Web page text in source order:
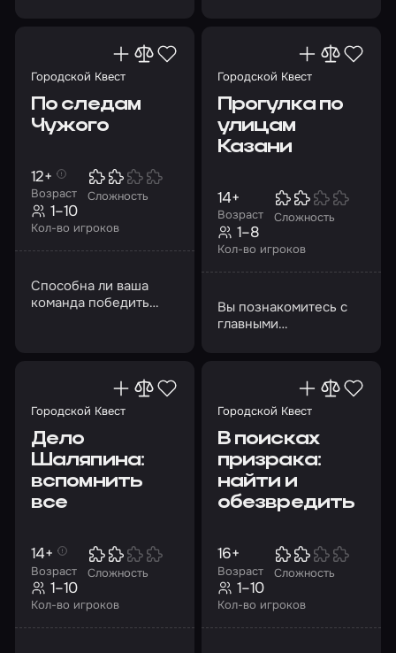
Городской Квест
По следам
Чужого
Возраст
12+
Сложность
Кол-во игроков
1–10
Способна ли ваша
команда победить
Городской Квест
Прогулка по
улицам
Казани
Возраст
14+
Сложность
Кол-во игроков
1–8
Вы познакомитесь с
главными
Городской Квест
Дело
Шаляпина:
вспомнить
все
Возраст
14+
Сложность
Кол-во игроков
1–10
Городской Квест
В поисках
призрака:
найти и
обезвредить
Возраст
16+
Сложность
Кол-во игроков
1–10